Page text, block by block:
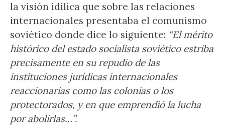
la visión idílica que sobre las relaciones
internacionales presentaba el comunismo
soviético donde dice lo siguiente: “El mérito
histórico del estado socialista soviético estriba
precisamente en su repudio de las
instituciones jurídicas internacionales
reaccionarias como las colonias o los
protectorados, y en que emprendió la lucha
por abolirlas…”.